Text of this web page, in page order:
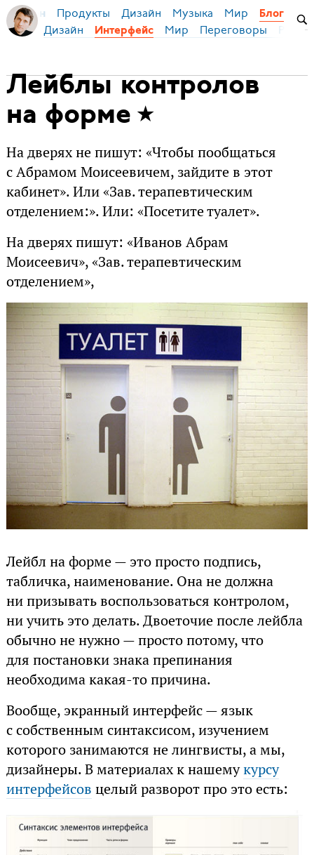
Бирман Продукты Дизайн Музыка Мир Блог
Дизайн Интерфейс Мир Переговоры
Лейблы контролов
на форме
На дверях не пишут: «Чтобы пообщаться
с Абрамом Моисеевичем, зайдите в этот
кабинет». Или «Зав. терапевтическим
отделением:». Или: «Посетите туалет».
На дверях пишут: «Иванов Абрам
Моисеевич», «Зав. терапевтическим
отделением»,
Лейбл на форме — это просто подпись,
табличка, наименование. Она не должна
ни призывать воспользоваться контролом,
ни учить это делать. Двоеточие после лейбла
обычно не нужно — просто потому, что
для постановки знака препинания
необходима какая-то причина.
Вообще, экранный интерфейс — язык
с собственным синтаксисом, изучением
которого занимаются не лингвисты, а мы,
дизайнеры. В материалах к нашемукурсу
интерфейсов целый разворот про это есть: